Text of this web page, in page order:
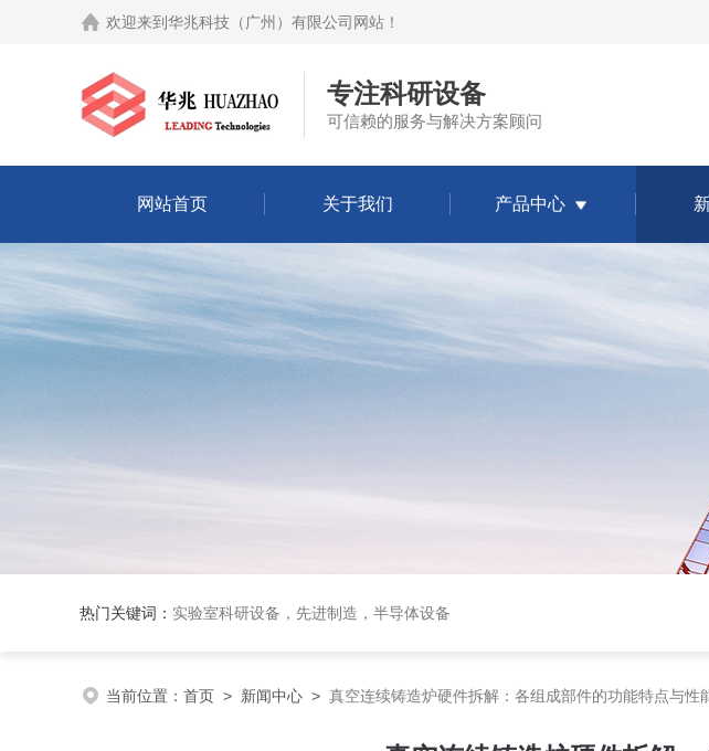
欢迎来到 华兆科技（广州）有限公司网站 ！
专注科研设备
可信赖的服务与解决方案顾问
网站首页 关于我们 产品中心
热门关键词： 实验室科研设备，先进制造，半导体设备
当前位置： 首页 > 新闻中心 > 真空连续铸造炉硬件拆解：各组成部件的功能特点与性